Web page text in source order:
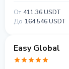
От 411.36 USDT
До 164 546 USDT
Easy Global